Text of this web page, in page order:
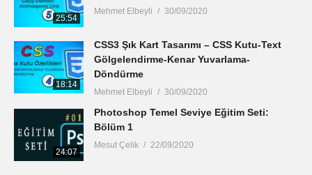
25:54
Mehmet Elbeyli 30/09/2020
18:14
CSS3 Şık Kart Tasarımı – CSS Kutu-Text
Gölgelendirme-Kenar Yuvarlama-
Döndürme
Mehmet Elbeyli 30/09/2020
24:07
Photoshop Temel Seviye Eğitim Seti:
Bölüm 1
Mesut Çelik 22/09/2020